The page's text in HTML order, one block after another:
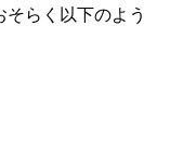
らく以下のよう